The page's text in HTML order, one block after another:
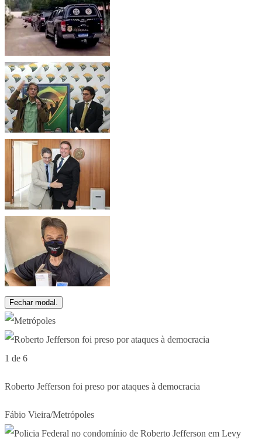
Fechar modal.
1 de 6
Roberto Jefferson foi preso por ataques à democracia
Fábio Vieira/Metrópoles